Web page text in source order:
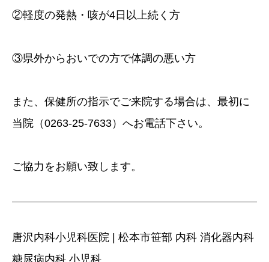
②軽度の発熱・咳が4日以上続く方
③県外からおいでの方で体調の悪い方
また、保健所の指示でご来院する場合は、最初に
当院（0263-25-7633）へお電話下さい。
ご協力をお願い致します。
唐沢内科小児科医院 | 松本市笹部 内科 消化器内科
糖尿病内科 小児科